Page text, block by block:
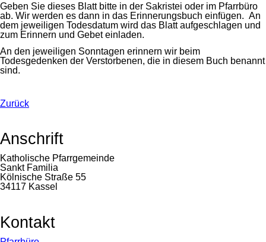
Geben Sie dieses Blatt bitte in der Sakristei oder im Pfarrbüro
ab. Wir werden es dann in das Erinnerungsbuch einfügen. An
dem jeweiligen Todesdatum wird das Blatt aufgeschlagen und
zum Erinnern und Gebet einladen.
An den jeweiligen Sonntagen erinnern wir beim
Todesgedenken der Verstorbenen, die in diesem Buch benannt
sind.
Zurück
Anschrift
Katholische Pfarrgemeinde
Sankt Familia
Kölnische Straße 55
34117 Kassel
Kontakt